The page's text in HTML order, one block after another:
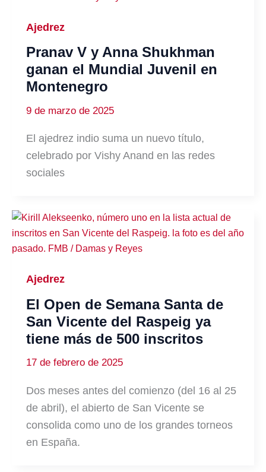
Ajedrez
Pranav V y Anna Shukhman
ganan el Mundial Juvenil en
Montenegro
9 de marzo de 2025
El ajedrez indio suma un nuevo título,
celebrado por Vishy Anand en las redes
sociales
Ajedrez
El Open de Semana Santa de
San Vicente del Raspeig ya
tiene más de 500 inscritos
17 de febrero de 2025
Dos meses antes del comienzo (del 16 al 25
de abril), el abierto de San Vicente se
consolida como uno de los grandes torneos
en España.